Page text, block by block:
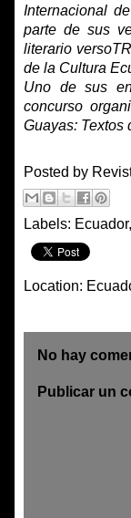
Internacional
parte de sus
literario
de la Cultura
Uno de sus
concurso
Guayas: Textos
Posted by
Labels: Ecuador
Location:
No hay
Publicar un